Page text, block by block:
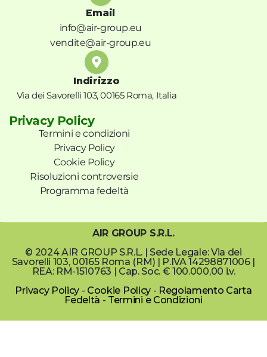
Email
info@air-group.eu
vendite@air-group.eu
Indirizzo
Via dei Savorelli 103, 00165 Roma, Italia
Privacy Policy
Termini e condizioni
Privacy Policy
Cookie Policy
Risoluzioni controversie
Programma fedeltà
AIR GROUP S.R.L.
© 2024 AIR GROUP S.R.L. | Sede Legale: Via dei
Savorelli 103, 00165 Roma (RM) | P.IVA 14298871006 |
REA: RM-1510763 | Cap. Soc. € 100.000,00 i.v.
Privacy Policy - Cookie Policy- Regolamento Carta
Fedeltà - Termini e Condizioni